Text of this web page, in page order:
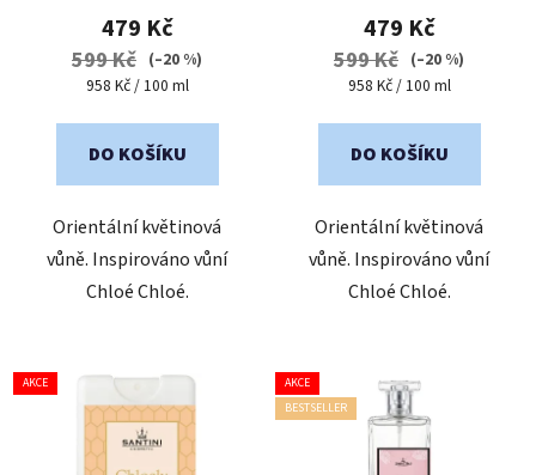
produktu
je
5,0
5
479 Kč
599 Kč (–20 %)
Měrná
958 Kč / 100 ml
DO KOŠÍKU
Orientální květinová
vůně. Inspirováno vůní
Chloé Chloé.
produktu
je
5,0
5
479 Kč
599 Kč (–20 %)
Měrná
958 Kč / 100 ml
DO KOŠÍKU
Orientální květinová
vůně. Inspirováno vůní
Chloé Chloé.
AKCE
AKCE
BESTSELLER